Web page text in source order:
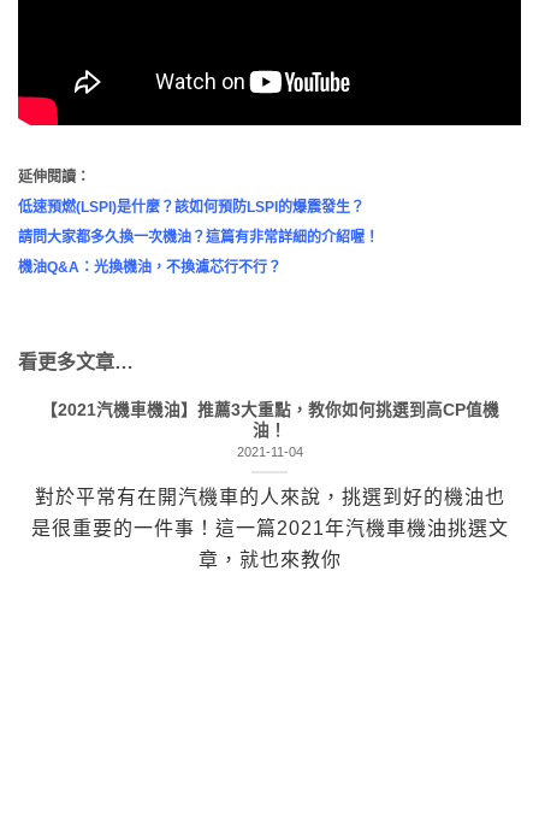
延伸閱讀 ：
低速預燃(LSPI)是什麼？該如何預防LSPI的爆震發生？
請問大家都多久換一次機油？這篇有非常詳細的介紹喔！
機油Q&A：光換機油，不換濾芯行不行？
看更多文章…
【2021汽機車機油】推薦3大重點，教你如何挑選到高CP值機
油！
2021-11-04
對於平常有在開汽機車的人來說，挑選到好的機油也
是很重要的一件事！這一篇2021年汽機車機油挑選文
章，就也來教你